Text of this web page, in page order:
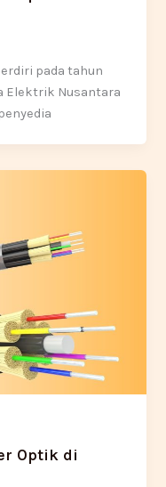
pada tahun
Elektrik Nusantara
Optik di